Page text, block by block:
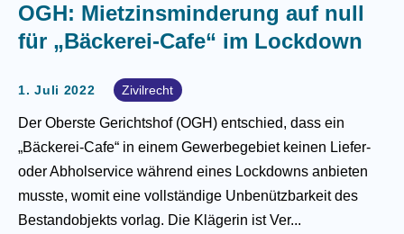
OGH: Mietzinsminderung auf null
für „Bäckerei-Cafe“ im Lockdown
1. Juli 2022 Zivilrecht
Der Oberste Gerichtshof (OGH) entschied, dass ein
„Bäckerei-Cafe“ in einem Gewerbegebiet keinen Liefer-
oder Abholservice während eines Lockdowns anbieten
musste, womit eine vollständige Unbenützbarkeit des
Bestandobjekts vorlag. Die Klägerin ist Ver...